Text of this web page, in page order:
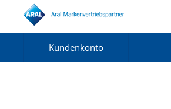
Kundenkonto